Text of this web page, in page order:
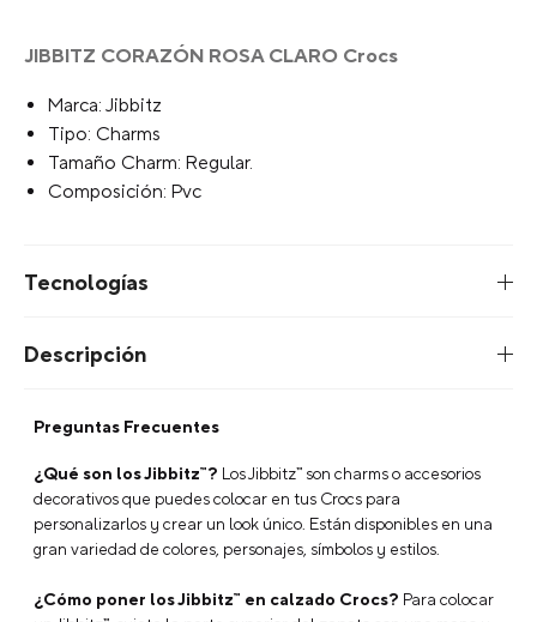
JIBBITZ CORAZÓN ROSA CLARO Crocs
Marca: Jibbitz
Tipo: Charms
Tamaño Charm: Regular.
Composición: Pvc
Tecnologías
Descripción
Preguntas Frecuentes
¿Qué son los Jibbitz™? Los Jibbitz™ son charms o accesorios
decorativos que puedes colocar en tus Crocs para
personalizarlos y crear un look único. Están disponibles en una
gran variedad de colores, personajes, símbolos y estilos.
¿Cómo poner los Jibbitz™ en calzado Crocs? Para colocar